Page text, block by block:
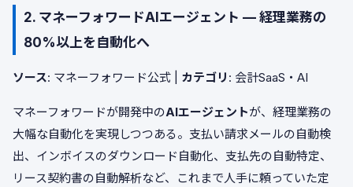
2. マネーフォワードAIエージェント — 経理業務の
80%以上を自動化へ
ソース: マネーフォワード公式 | カテゴリ : 会計SaaS・AI
マネーフォワードが開発中のAIエージェントが、経理業務の
大幅な自動化を実現しつつある。支払い請求メールの自動検
出、インボイスのダウンロード自動化、支払先の自動特定、
リース契約書の自動解析など、これまで人手に頼っていた定